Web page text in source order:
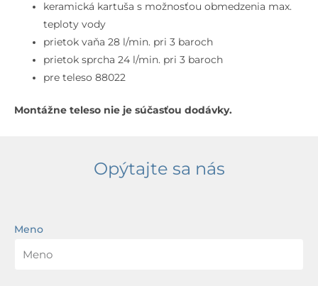
keramická kartuša s možnosťou obmedzenia max.
teploty vody
prietok vaňa 28 l/min. pri 3 baroch
prietok sprcha 24 l/min. pri 3 baroch
pre teleso 88022
Montážne teleso nie je súčasťou dodávky.
Opýtajte sa nás
Meno